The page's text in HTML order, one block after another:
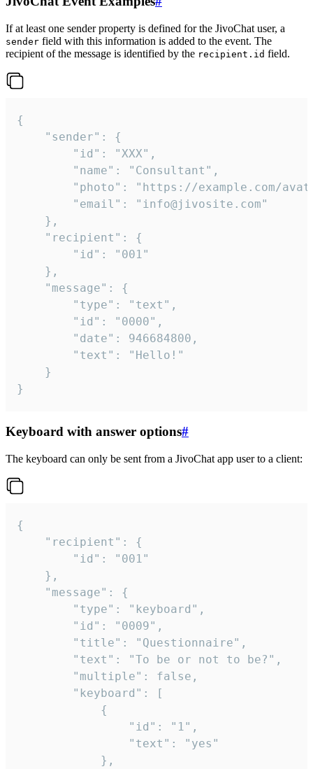
If at least one sender property is defined for the JivoChat user, a
sender field with this information is added to the event. The
recipient of the message is identified by the recipient.id field.
{
}
Keyboard with answer options#
The keyboard can only be sent from a JivoChat app user to a client:
{